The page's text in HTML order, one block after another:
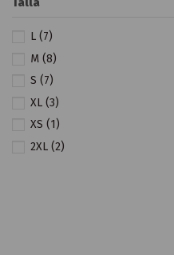
L (7)
M (8)
S (7)
XL (3)
XS (1)
2XL (2)